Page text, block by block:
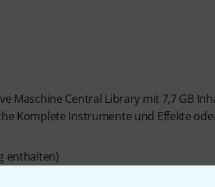
Maschine Central Library mit 7,7 GB
Komplete Instrumente und Effekte
enthalten)